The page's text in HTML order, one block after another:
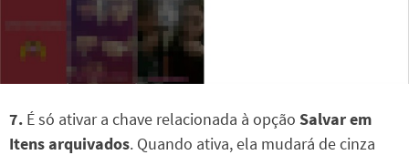
7. É só ativar a chave relacionada à opção Salvar em
Itens arquivados. Quando ativa, ela mudará de cinza